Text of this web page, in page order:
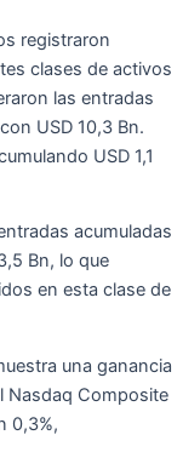
registraron
clases de activos
las entradas
USD 10,3 Bn.
USD 1,1
acumuladas
Bn, lo que
en esta clase de
una ganancia
Nasdaq Composite
0,3%,